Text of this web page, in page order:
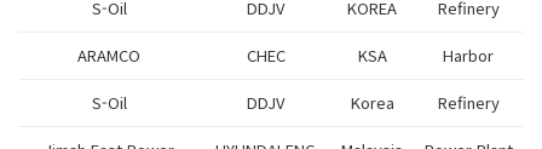
S-Oil DDJV KOREA Refinery
ARAMCO CHEC KSA Harbor
S-Oil DDJV Korea Refinery